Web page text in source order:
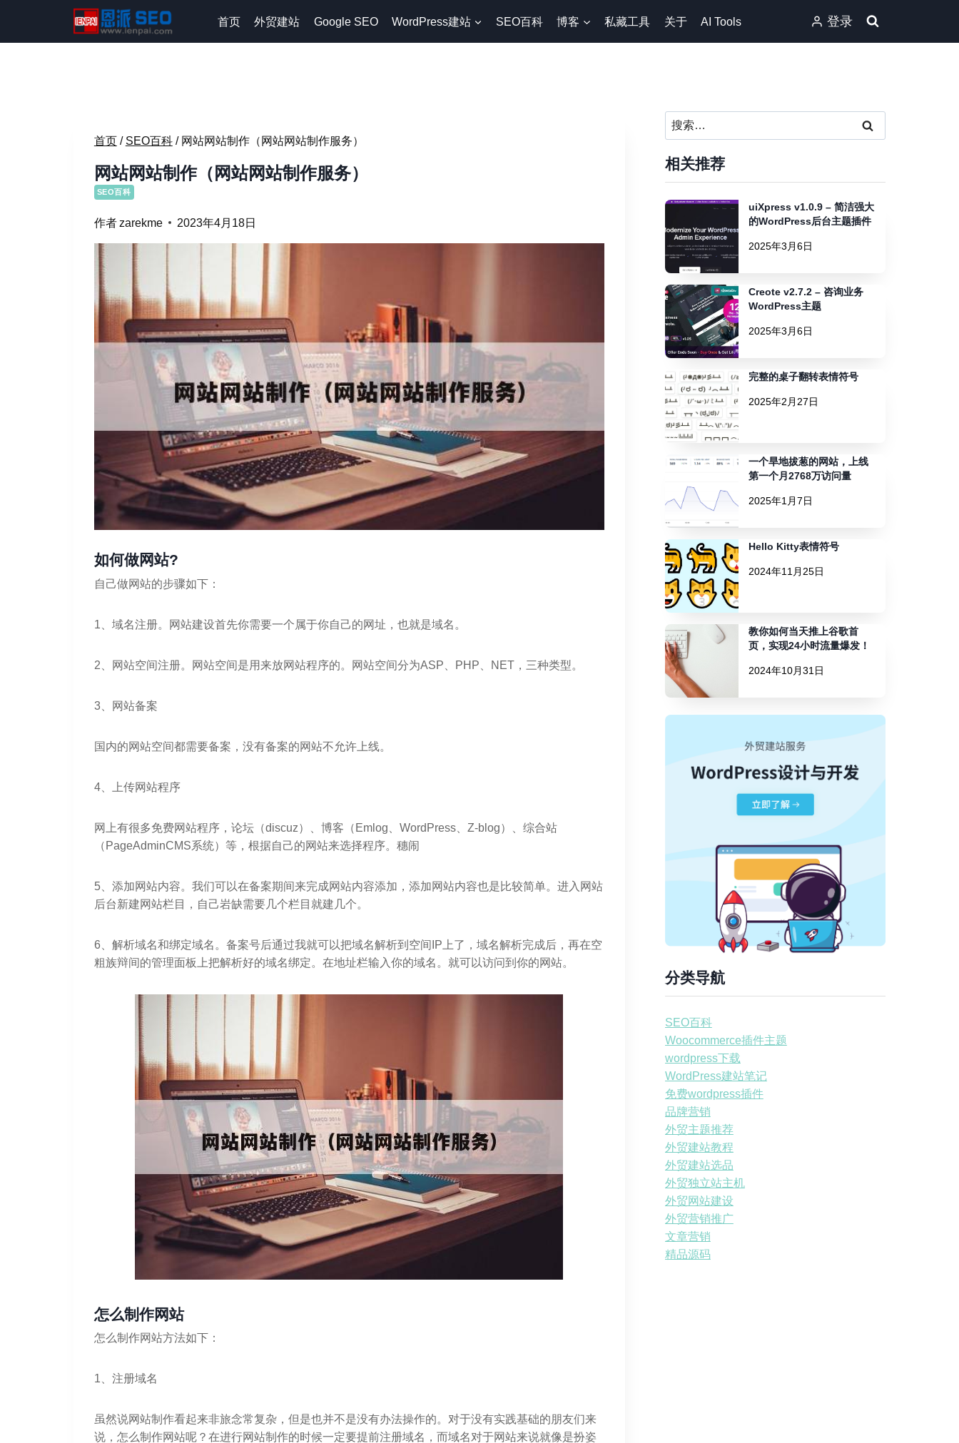
内
首页 外贸建站 Google SEO WordPress建站 SEO百科 博客 私藏工具 关于 AI Tools 登录
首页 / SEO百科 / 网站网站制作（网站网站制作服务）
网站网站制作（网站网站制作服务）
SEO百科
作者zarekme 2023年4月18日
如何做网站?
自己做网站的步骤如下：
1、域名注册。网站建设首先你需要一个属于你自己的网址，也就是域名。
2、网站空间注册。网站空间是用来放网站程序的。网站空间分为ASP、PHP、NET，三种类型。
3、网站备案
国内的网站空间都需要备案，没有备案的网站不允许上线。
4、上传网站程序
网上有很多免费网站程序，论坛（discuz）、博客（Emlog、WordPress、Z-blog）、综合站
（PageAdminCMS系统）等，根据自己的网站来选择程序。穗闹
5、添加网站内容。我们可以在备案期间来完成网站内容添加，添加网站内容也是比较简单。进入网站
后台新建网站栏目，自己岩缺需要几个栏目就建几个。
6、解析域名和绑定域名。备案号后通过我就可以把域名解析到空间IP上了，域名解析完成后，再在空
粗族辩间的管理面板上把解析好的域名绑定。在地址栏输入你的域名。就可以访问到你的网站。
怎么制作网站
怎么制作网站方法如下：
1、注册域名
虽然说网站制作看起来非旅念常复杂，但是也并不是没有办法操作的。对于没有实践基础的朋友们来
说，怎么制作网站呢？在进行网站制作的时候一定要提前注册域名，而域名对于网站来说就像是扮姿
搜
索：
相关推荐
uiXpress v1.0.9 – 简洁强大
的WordPress后台主题插件
2025年3月6日
Creote v2.7.2 – 咨询业务
WordPress主题
2025年3月6日
完整的桌子翻转表情符号
2025年2月27日
一个旱地拔葱的网站，上线
第一个月2768万访问量
2025年1月7日
Hello Kitty表情符号
2024年11月25日
教你如何当天推上谷歌首
页，实现24小时流量爆发！
2024年10月31日
分类导航
SEO百科
Woocommerce插件主题
wordpress下载
WordPress建站笔记
免费wordpress插件
品牌营销
外贸主题推荐
外贸建站教程
外贸建站选品
外贸独立站主机
外贸网站建设
外贸营销推广
文章营销
精品源码